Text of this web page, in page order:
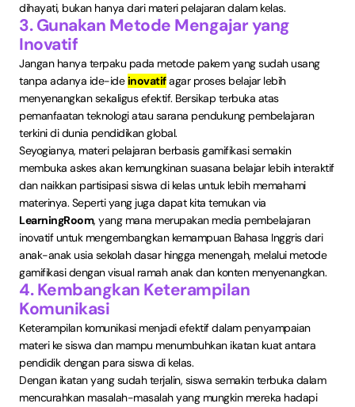
dihayati, bukan hanya dari materi pelajaran dalam kelas.
3. Gunakan Metode Mengajar yang
Inovatif
Jangan hanya terpaku pada metode pakem yang sudah usang
tanpa adanya ide-ideinovatifagar proses belajar lebih
menyenangkan sekaligus efektif. Bersikap terbuka atas
pemanfaatan teknologi atau sarana pendukung pembelajaran
terkini di dunia pendidikan global.
Seyogianya, materi pelajaran berbasis gamifikasi semakin
membuka askes akan kemungkinan suasana belajar lebih interaktif
dan naikkan partisipasi siswa di kelas untuk lebih memahami
materinya. Seperti yang juga dapat kita temukan via
LearningRoom, yang mana merupakan media pembelajaran
inovatif untuk mengembangkan kemampuan Bahasa Inggris dari
anak-anak usia sekolah dasar hingga menengah, melalui metode
gamifikasi dengan visual ramah anak dan konten menyenangkan.
4. Kembangkan Keterampilan
Komunikasi
Keterampilan komunikasi menjadi efektif dalam penyampaian
materi ke siswa dan mampu menumbuhkan ikatan kuat antara
pendidik dengan para siswa di kelas.
Dengan ikatan yang sudah terjalin, siswa semakin terbuka dalam
mencurahkan masalah-masalah yang mungkin mereka hadapi